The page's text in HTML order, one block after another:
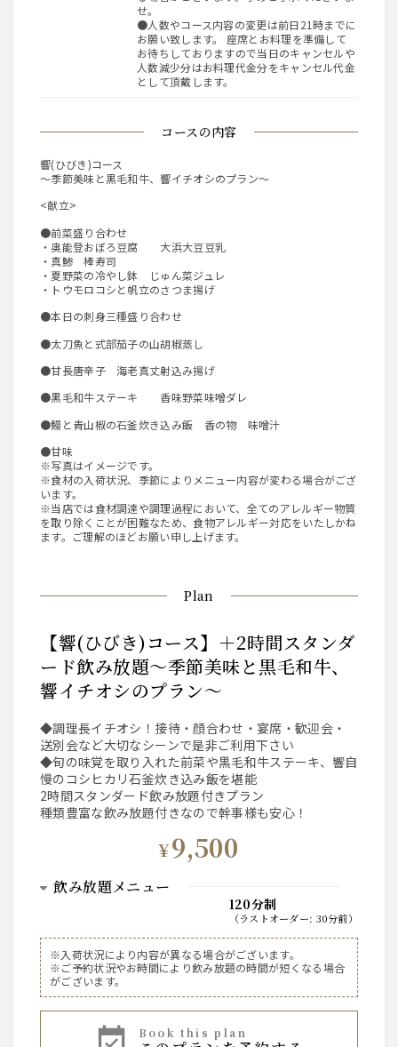
コースの内容
響(ひびき)コース
～季節美味と黒毛和牛、響イチオシのプラン～
<献立>
●前菜盛り合わせ
・奥能登おぼろ豆腐 大浜大豆豆乳
・真鯵 棒寿司
・夏野菜の冷やし鉢 じゅん菜ジュレ
・トウモロコシと帆立のさつま揚げ
●本日の刺身三種盛り合わせ
●太刀魚と式部茄子の山胡椒蒸し
●甘長唐辛子 海老真丈射込み揚げ
●黒毛和牛ステーキ 香味野菜味噌ダレ
●鰻と青山椒の石釜炊き込み飯 香の物 味噌汁
●甘味
※写真はイメージです。
※食材の入荷状況、季節によりメニュー内容が変わる場合がござ
います。
※当店では食材調達や調理過程において、全てのアレルギー物質
を取り除くことが困難なため、食物アレルギー対応をいたしかね
ます。ご理解のほどお願い申し上げます。
せ。
●人数やコース内容の変更は前日21時までに
お願い致します。 座席とお料理を準備して
お待ちしておりますので当日のキャンセルや
人数減少分はお料理代金分をキャンセル代金
として頂戴します。
Plan
【響(ひびき)コース】＋2時間スタンダ
ード飲み放題～季節美味と黒毛和牛、
響イチオシのプラン～
◆調理長イチオシ！接待・顔合わせ・宴席・歓迎会・
送別会など大切なシーンで是非ご利用下さい
◆旬の味覚を取り入れた前菜や黒毛和牛ステーキ、響自
慢のコシヒカリ石釜炊き込み飯を堪能
2時間スタンダード飲み放題付きプラン
種類豊富な飲み放題付きなので幹事様も安心！
¥9,500
飲み放題メニュー
120分制
（ ラストオーダー: 30分前）
ビール
ザ・プレミアム・モルツ 中瓶
ウイスキー
※入荷状況により内容が異なる場合がございます。
※ご予約状況やお時間により飲み放題の時間が短くなる場合
がございます。
book this plan